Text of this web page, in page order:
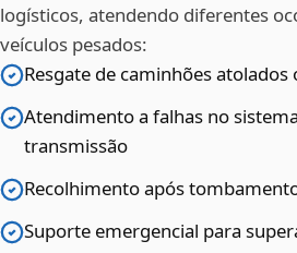
logísticos, atendendo diferentes
veículos pesados:
Resgate de caminhões atolados
Atendimento a falhas no
transmissão
Recolhimento após
Suporte emergencial para